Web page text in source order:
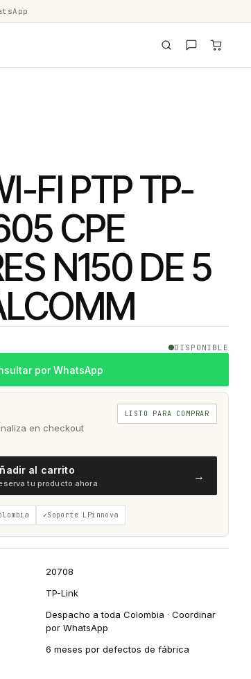
FI PTP TP-
CPE
N150 DE 5
DISPONIBLE
por WhatsApp
en checkout
LISTO PARA COMPRAR
al carrito
tu producto ahora
→
Soporte LPinnova
20708
TP-Link
Despacho a toda Colombia · Coordinar
por WhatsApp
6 meses por defectos de fábrica